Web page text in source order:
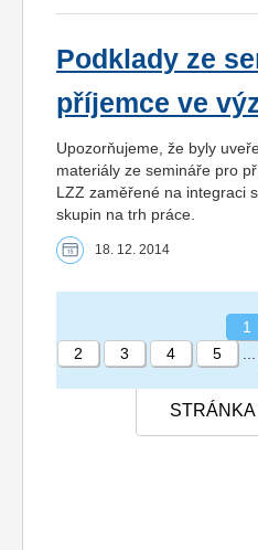
Podklady ze
příjemce ve
Upozorňujeme, že byly
materiály ze semináře pro
LZZ zaměřené na integraci
skupin na trh práce.
18. 12. 2014
1
2
3 4 5